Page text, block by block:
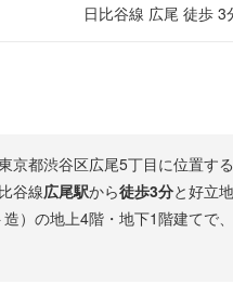
日比谷線 広尾 徒歩 3
京都渋谷区広尾5丁目に位置す
谷線広尾駅から徒歩3分と好立
）の地上4階・地下1階建て
あり、高級スーパーやカフェ